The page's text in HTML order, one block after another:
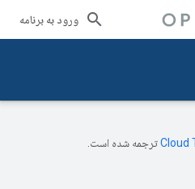
ورود به برنامه
ترجمه شده است.